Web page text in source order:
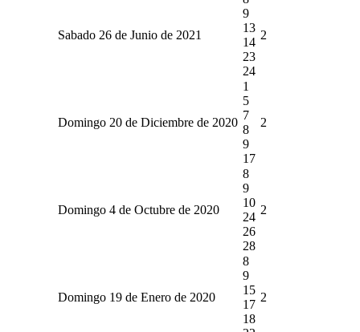
Sabado 26 de Junio de 2021
9
13
14
23
24
2
Domingo 20 de Diciembre de 2020
1
5
7
8
9
17
2
Domingo 4 de Octubre de 2020
8
9
10
24
26
28
2
Domingo 19 de Enero de 2020
8
9
15
17
18
2